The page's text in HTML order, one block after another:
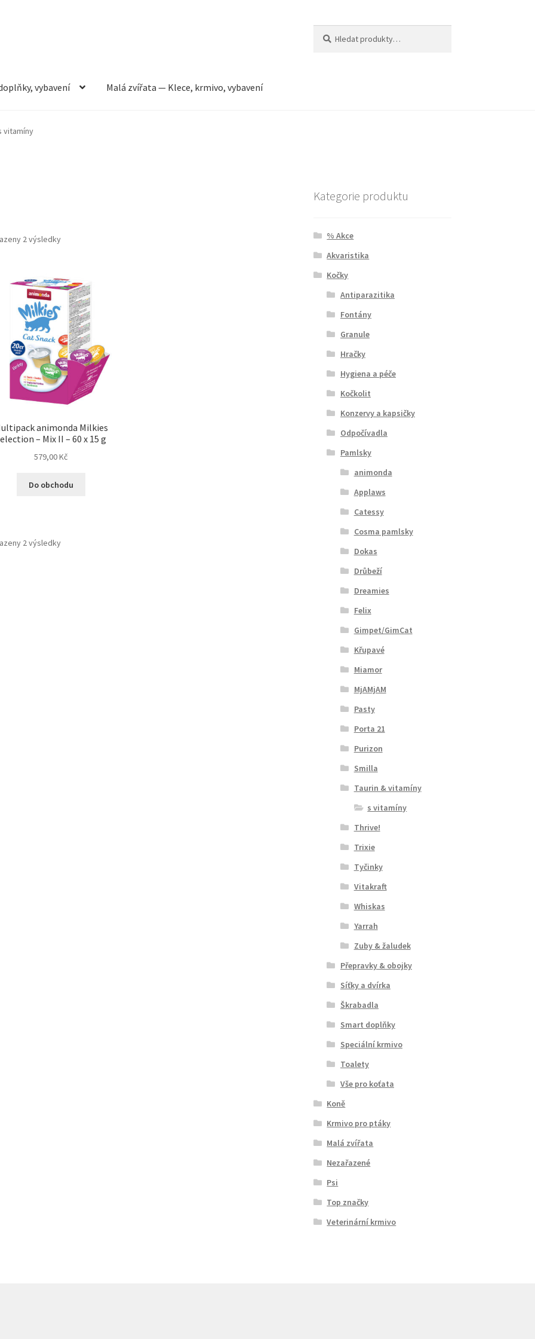
vybavení Malá zvířata — Klece, krmivo, vybavení
vybavení
vitamíny
2 výsledky
animonda Milkies
– Mix II – 60 x 15 g
579,00Kč
Do obchodu
2 výsledky
Kategorie produktu
% Akce
Akvaristika
Kočky
Antiparazitika
Fontány
Granule
Hračky
Hygiena a péče
Kočkolit
Konzervy a kapsičky
Odpočívadla
Pamlsky
animonda
Applaws
Catessy
Cosma pamlsky
Dokas
Drůbeží
Dreamies
Felix
Gimpet/GimCat
Křupavé
Miamor
MjAMjAM
Pasty
Porta 21
Purizon
Smilla
Taurin & vitamíny
s vitamíny
Thrive!
Trixie
Tyčinky
Vitakraft
Whiskas
Yarrah
Zuby & žaludek
Přepravky & obojky
Síťky a dvírka
Škrabadla
Smart doplňky
Speciální krmivo
Toalety
Vše pro koťata
Koně
Krmivo pro ptáky
Malá zvířata
Nezařazené
Psi
Top značky
Veterinární krmivo